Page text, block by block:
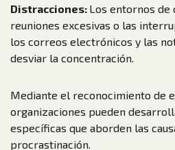
Distracciones: Los entornos de
reuniones excesivas o las
los correos electrónicos y las
desviar la concentración.
Mediante el reconocimiento de
organizaciones pueden
específicas que aborden las
procrastinación.